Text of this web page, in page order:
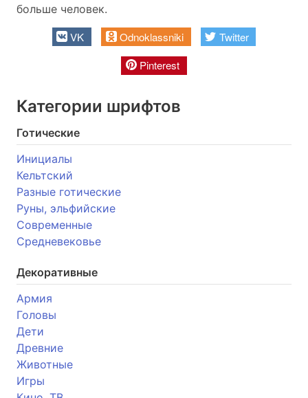
больше человек.
VK Odnoklassniki
Twitter
Pinterest
Категории шрифтов
Готические
Инициалы
Кельтский
Разные готические
Руны, эльфийские
Современные
Средневековье
Декоративные
Армия
Головы
Дети
Древние
Животные
Игры